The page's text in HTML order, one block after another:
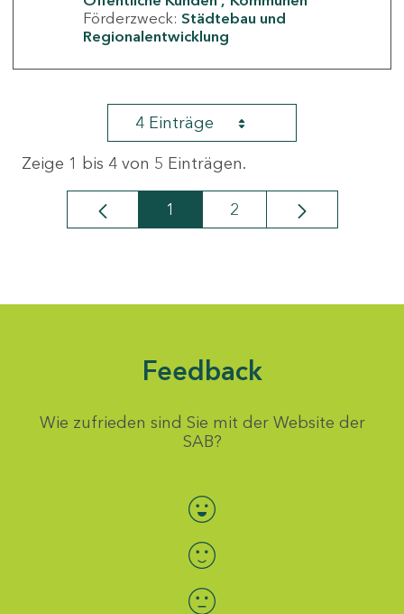
Förderzweck: Städtebau und
Regionalentwicklung
4 Einträge
Zeige 1 bis 4 von 5 Einträgen.
Seite
1 Seite
2
Feedback
Wie zufrieden sind Sie mit der Website der
SAB?
Bewertung auswählen